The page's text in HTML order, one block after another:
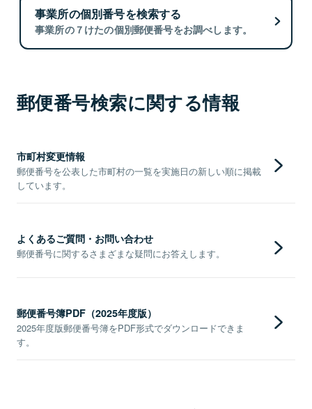
事業所の個別番号を検索する
事業所の７けたの個別郵便番号をお調べします。
郵便番号検索に関する情報
市町村変更情報
郵便番号を公表した市町村の一覧を実施日の新しい順に掲載
しています。
よくあるご質問・お問い合わせ
郵便番号に関するさまざまな疑問にお答えします。
郵便番号簿PDF（2025年度版）
2025年度版郵便番号簿をPDF形式でダウンロードできま
す。